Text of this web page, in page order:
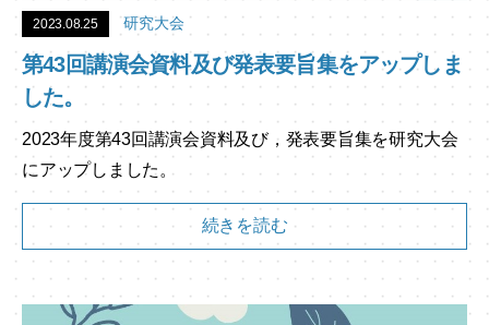
2023.08.25 研究大会
第43回講演会資料及び発表要旨集をアップしま
した。
2023年度第43回講演会資料及び，発表要旨集を研究大会
にアップしました。
続きを読む